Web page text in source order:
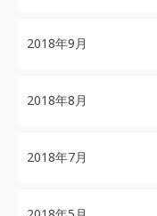
2018年9月
2018年8月
2018年7月